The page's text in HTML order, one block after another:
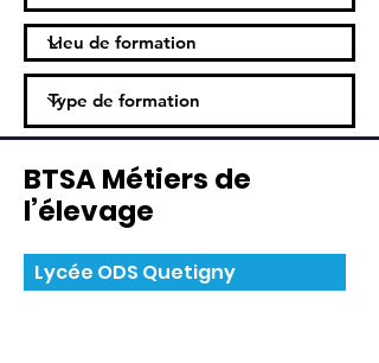
BTSA Métiers de
l’élevage
Lycée ODS Quetigny